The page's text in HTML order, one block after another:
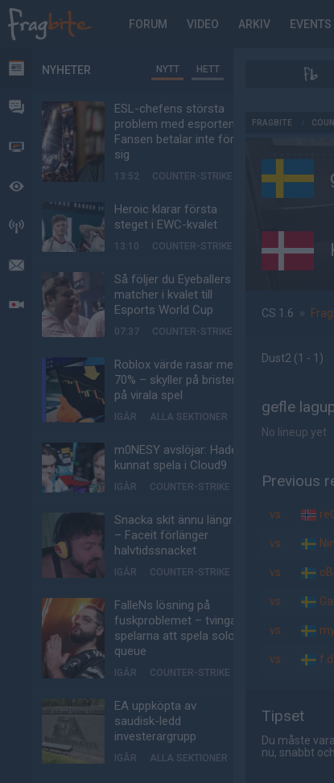
FORUM VIDEO ARKIV EVENTS
NYHETER
FORUM
VIDEO
HÄNDELSER
LIVESÄNDNINGAR
NYHETER NYTT HETT
ESL-chefens största
problem med esporten:
Fansen betalar inte för
sig
13:52 COUNTER-STRIKE
Heroic klarar första
steget i EWC-kvalet
13:10 COUNTER-STRIKE
Så följer du Eyeballers
matcher i kvalet till
Esports World Cup
07:37 COUNTER-STRIKE
Roblox värde rasar med
70% – skyller på bristen
på virala spel
IGÅR ALLA SEKTIONER
m0NESY avslöjar: Hade
kunnat spela i Cloud9
IGÅR COUNTER-STRIKE
Snacka skit ännu längre
– Faceit förlänger
halvtidssnacket
IGÅR COUNTER-STRIKE
FalleNs lösning på
fuskproblemet – tvinga
spelarna att spela solo-
queue
IGÅR COUNTER-STRIKE
EA uppköpta av
saudisk-ledd
investerargrupp
IGÅR ALLA SEKTIONER
FRAGBITE
CS 1.6 »
Dust2 (1 - 1 )
gefle
No lineup yet
Previous
vs.
vs.
vs.
vs.
vs.
vs.
Tipset
Du måste
nu, snabbt